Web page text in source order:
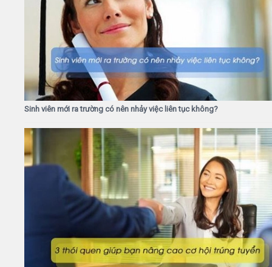
Sinh viên mới ra trường có nên nhảy việc liên tục không?